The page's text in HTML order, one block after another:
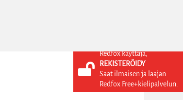
KIRJAUDU SISÄÄN
REKISTERÖIDY
Redfox käyttäjä,
REKISTERÖIDY
Saat ilmaisen ja laajan
Redfox Free+kielipalvelun.